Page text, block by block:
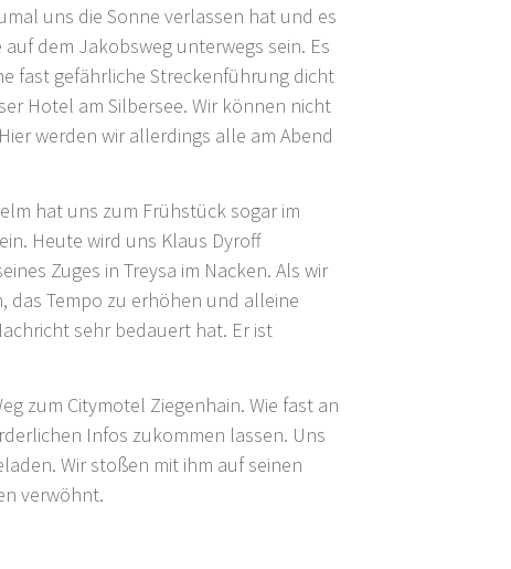
uns die Sonne verlassen hat und es
dem Jakobsweg unterwegs sein. Es
fast gefährliche Streckenführung dicht
Hotel am Silbersee. Wir können nicht
werden wir allerdings alle am Abend
hat uns zum Frühstück sogar im
Heute wird uns Klaus Dyroff
Zuges in Treysa im Nacken. Als wir
das Tempo zu erhöhen und alleine
sehr bedauert hat. Er ist
zum Citymotel Ziegenhain. Wie fast an
Infos zukommen lassen. Uns
Wir stoßen mit ihm auf seinen
verwöhnt.